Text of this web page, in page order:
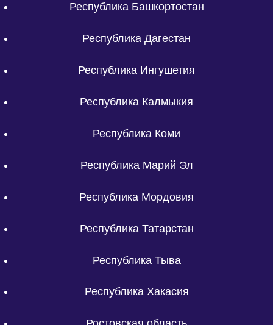
Республика Башкортостан
Республика Дагестан
Республика Ингушетия
Республика Калмыкия
Республика Коми
Республика Марий Эл
Республика Мордовия
Республика Татарстан
Республика Тыва
Республика Хакасия